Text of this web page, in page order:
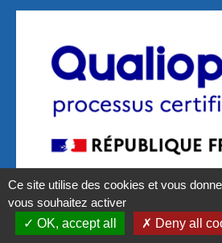
La certification qualité a été délivrée au titre des
Actions de formation et Validations des Acquis de
Ce site utilise des cookies et vous
vous souhaitez activer
OK, accept all
Deny all